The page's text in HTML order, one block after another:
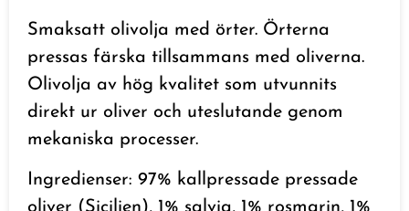
Smaksatt olivolja med örter. Örterna
pressas färska tillsammans med oliverna.
Olivolja av hög kvalitet som utvunnits
direkt ur oliver och uteslutande genom
mekaniska processer.
Ingredienser: 97% kallpressade pressade